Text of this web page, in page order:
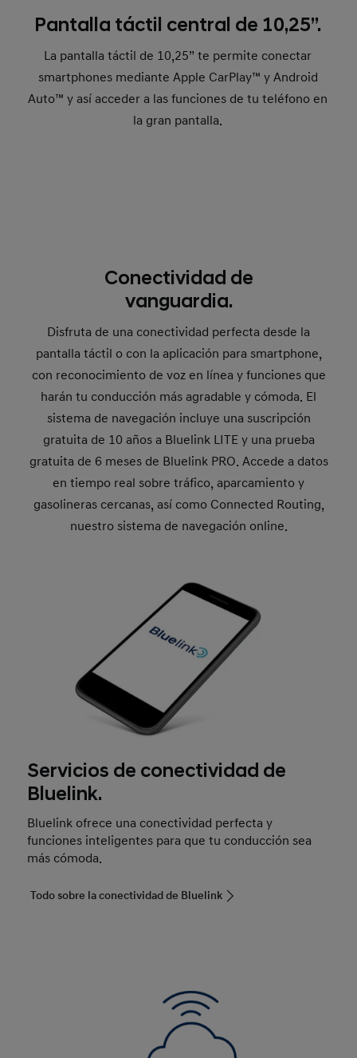
Pantalla táctil central de 10,25”.
La pantalla táctil de 10,25” te permite conectar
smartphones mediante Apple CarPlay™ y Android
Auto™ y así acceder a las funciones de tu teléfono en
la gran pantalla.
Conectividad de
vanguardia.
Disfruta de una conectividad perfecta desde la
pantalla táctil o con la aplicación para smartphone,
con reconocimiento de voz en línea y funciones que
harán tu conducción más agradable y cómoda. El
sistema de navegación incluye una suscripción
gratuita de 10 años a Bluelink LITE y una prueba
gratuita de 6 meses de Bluelink PRO. Accede a datos
en tiempo real sobre tráfico, aparcamiento y
gasolineras cercanas, así como Connected Routing,
nuestro sistema de navegación online.
Servicios de conectividad de
Bluelink.
Bluelink ofrece una conectividad perfecta y
funciones inteligentes para que tu conducción sea
más cómoda.
Todo sobre la conectividad de Bluelink